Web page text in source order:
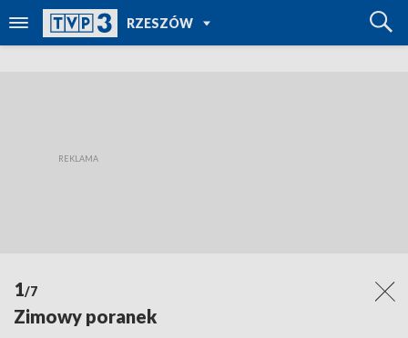
RZESZÓW
POWRÓT DO
TVP REGIONY
1/7
Zimowy poranek